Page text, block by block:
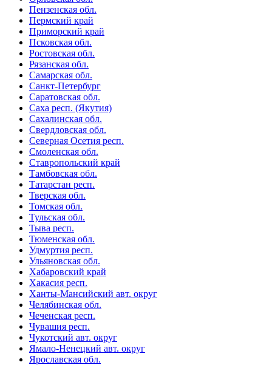
Пензенская обл.
Пермский край
Приморский край
Псковская обл.
Ростовская обл.
Рязанская обл.
Самарская обл.
Санкт-Петербург
Саратовская обл.
Саха респ. (Якутия)
Сахалинская обл.
Свердловская обл.
Северная Осетия респ.
Смоленская обл.
Ставропольский край
Тамбовская обл.
Татарстан респ.
Тверская обл.
Томская обл.
Тульская обл.
Тыва респ.
Тюменская обл.
Удмуртия респ.
Ульяновская обл.
Хабаровский край
Хакасия респ.
Ханты-Мансийский авт. округ
Челябинская обл.
Чеченская респ.
Чувашия респ.
Чукотский авт. округ
Ямало-Ненецкий авт. округ
Ярославская обл.